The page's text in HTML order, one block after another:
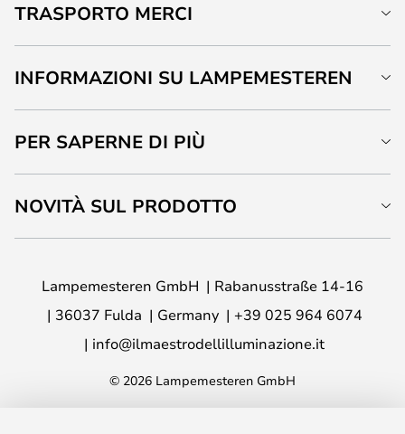
TRASPORTO MERCI
INFORMAZIONI SU LAMPEMESTEREN
PER SAPERNE DI PIÙ
NOVITÀ SUL PRODOTTO
Lampemesteren GmbH
Rabanusstraße 14-16
36037 Fulda
Germany
+39 025 964 6074
info@ilmaestrodellilluminazione.it
© 2026 Lampemesteren GmbH